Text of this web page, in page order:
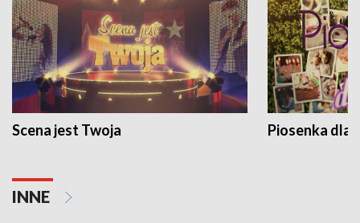
Scena jest Twoja Piosenka dla
INNE